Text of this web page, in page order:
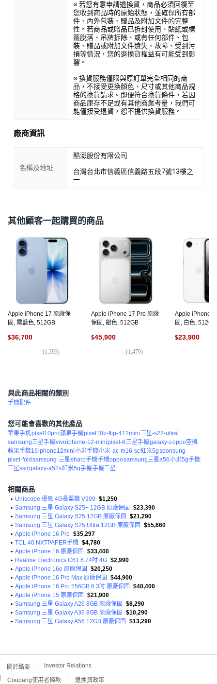
※ 若您有意申請退換貨，商品必須回復至
您收到商品時的原始狀態，並確保所有部
件、內外包裝、贈品及附加文件的完整
性。若商品或贈品已拆封使用、貼紙或標
籤脫落、吊牌拆除、或有任何部件、包
裝、贈品或附加文件遺失、故障、受到污
損等情況，您的退換貨權益有可能受到影
響。
※ 換貨服務僅限與原訂單完全相同的商
品，不接受更換顏色、尺寸或其他商品規
格的換貨請求。即便符合換貨條件，若因
商品庫存不足或有其他商業考量，我們可
能僅接受退貨，恕不提供換貨服務。
廠商資訊
名稱及地址
酷澎股份有限公司
台灣台北市信義區信義路五段7號13樓之
一
其他顧客一起購買的商品
Apple iPhone 17 原廠保
固, 霧藍色, 512GB
$36,700
(1,393)
Apple iPhone 17 Pro 原廠
保固, 銀色, 512GB
$45,900
(1,479)
Apple iPhone
固, 白色, 512GB
$23,900
與此商品相關的類別
手機配件
您可能會喜歡的其他產品
苹果手机pixel10pro蘋果手機pixel10z-flip-412mini三星-s22-ultra
samsung三星手機vivoiphone-12-minipixel-6三星手機galaxy-zoppo空機
蘋果手機16iphone12mini小米手機小米-ac-m16-sc紅米5gsoonsung
pixel-foldsamsung-三星sharp手機手機opposamsung三星a56小米5g手機
三星ssdgalaxy-a52s紅米5g手機手機三星
相關商品
• Uniscope 優思 4G長輩機 V909 $1,250
• Samsung 三星 Galaxy S25+ 12GB 原廠保固
$23,390
• Samsung 三星 Galaxy S25 12GB 原廠保固
$21,290
• Samsung 三星 Galaxy S25 Ultra 12GB 原廠保固
$55,660
• Apple iPhone 16 Pro $35,297
• TCL 40 NXTPAPER手機 $4,780
• Apple iPhone 16 原廠保固
$33,400
• Realme Electronics C61 6.74吋 4G $2,990
• Apple iPhone 16e 原廠保固
$20,250
• Apple iPhone 16 Pro Max 原廠保固
$44,900
• Apple iPhone 16 Pro 256GB 6.3吋 原廠保固
$40,400
• Apple iPhone 15 原廠保固
$21,900
• Samsung 三星 Galaxy A26 8GB 原廠保固
$8,290
• Samsung 三星 Galaxy A36 8GB 原廠保固
$10,290
• Samsung 三星 Galaxy A56 12GB 原廠保固 $13,290
關於酷澎 Investor Relations
Coupang使用者條款 退換貨政策